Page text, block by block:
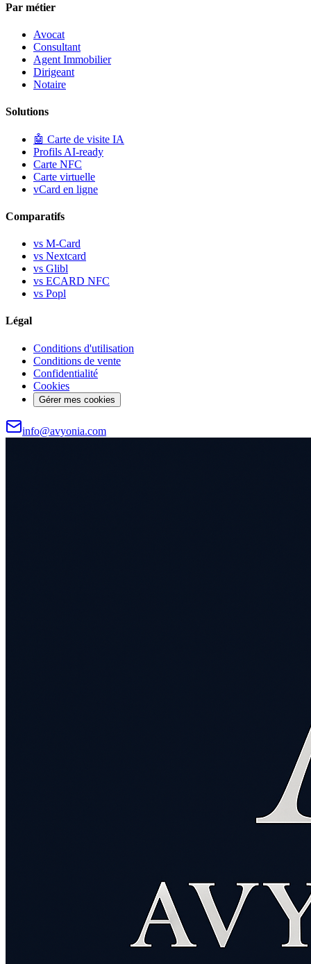
Par métier
Avocat
Consultant
Agent Immobilier
Dirigeant
Notaire
Solutions
🤖 Carte de visite IA
Profils AI-ready
Carte NFC
Carte virtuelle
vCard en ligne
Comparatifs
vs M-Card
vs Nextcard
vs Glibl
vs ECARD NFC
vs Popl
Légal
Conditions d'utilisation
Conditions de vente
Confidentialité
Cookies
Gérer mes cookies
info@avyonia.com